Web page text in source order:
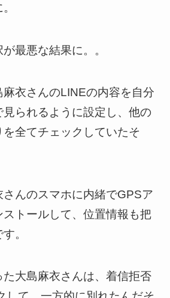
最悪な結果に。。
衣さんのLINEの内容を自分
られるように設定し、他の
全てチェックしていたそ
さんのスマホに内緒でGPSア
トールして、位置情報も把
。
た大島麻衣さんは、着信拒否